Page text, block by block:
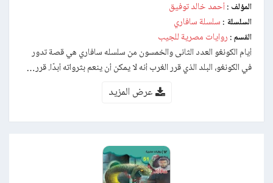
المؤلف : أحمد خالد توفيق
السلسلة : سلسلة سافاري
القسم : روايات مصرية للجيب
أيام الكونغو العدد الثانى والخمسون من سلسله سافاري هي قصة تدور
في الكونغو، البلد الذي قرر الغرب أنه لا يمكن أن ينعم بثرواته أبدًا. قرر…
عرض المزيد